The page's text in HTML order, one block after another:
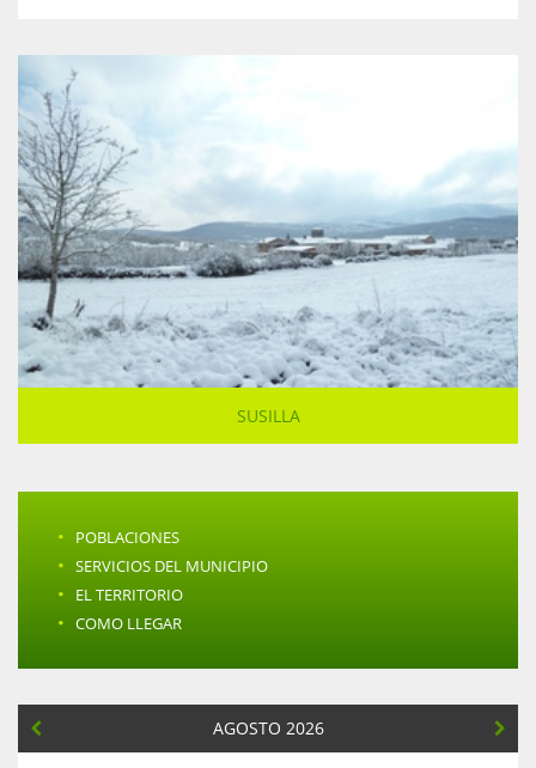
SUSILLA
· POBLACIONES
· SERVICIOS DEL MUNICIPIO
· EL TERRITORIO
· COMO LLEGAR
AGOSTO 2026